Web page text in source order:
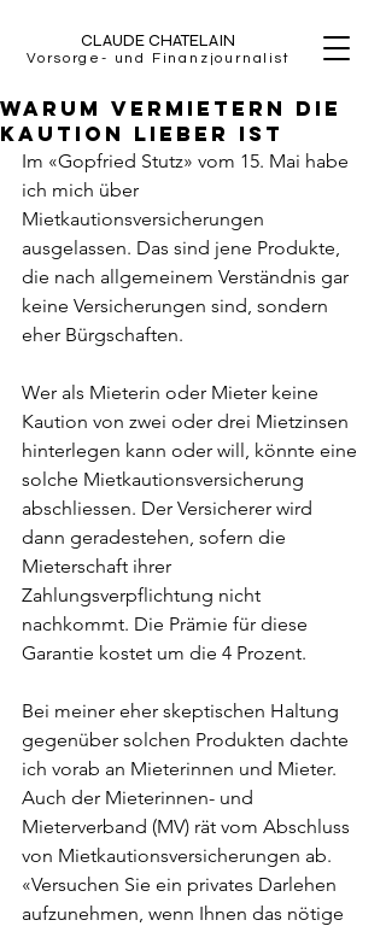
CLAUDE CHATELAIN
Vorsorge- und Finanzjournalist
Warum Vermietern die
Kaution lieber ist
Im «Gopfried Stutz» vom 15. Mai habe
ich mich über
Mietkautionsversicherungen
ausgelassen. Das sind jene Produkte,
die nach allgemeinem Verständnis gar
keine Versicherungen sind, sondern
eher Bürgschaften.
Wer als Mieterin oder Mieter keine
Kaution von zwei oder drei Mietzinsen
hinterlegen kann oder will, könnte eine
solche Mietkautionsversicherung
abschliessen. Der Versicherer wird
dann geradestehen, sofern die
Mieterschaft ihrer
Zahlungsverpflichtung nicht
nachkommt. Die Prämie für diese
Garantie kostet um die 4 Prozent.
Bei meiner eher skeptischen Haltung
gegenüber solchen Produkten dachte
ich vorab an Mieterinnen und Mieter.
Auch der Mieterinnen- und
Mieterverband (MV) rät vom Abschluss
von Mietkautionsversicherungen ab.
«Versuchen Sie ein privates Darlehen
aufzunehmen, wenn Ihnen das nötige